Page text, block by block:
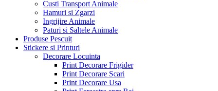
Custi Transport Animale
Hamuri si Zgarzi
Ingrijire Animale
Paturi si Saltele Animale
Produse Pescuit
Stickere si Printuri
Decorare Locuinta
Print Decorare Frigider
Print Decorare Scari
Print Decorare Usa